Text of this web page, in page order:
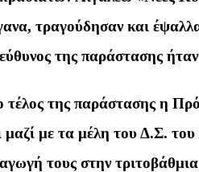
τραγούδησαν και
της παράστασης
τέλος της παράστασης η
μαζί με τα μέλη του Δ.Σ.
τους στην